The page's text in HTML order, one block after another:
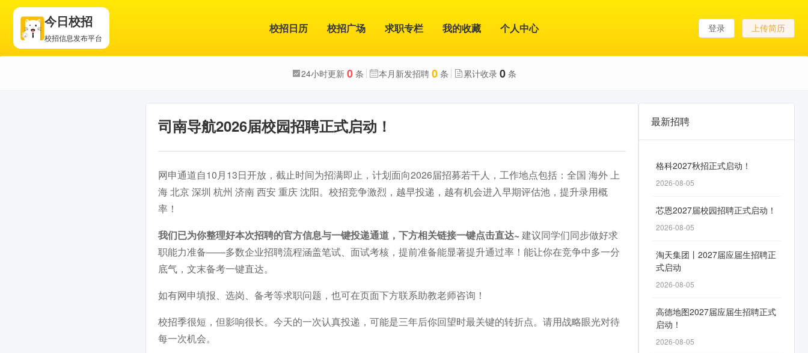
今日校招
校招信息发布平台
校招日历 校招广场 求职专栏 我的收藏 个人中心 登录 上传简历
24小时更新 0 条 本月新发招聘 0 条 累计收录 0 条
司南导航2026届校园招聘正式启动！
网申通道自10月13日开放，截止时间为招满即止，计划面向2026届招募若干人，工作地点包括：全国 海外 上
海 北京 深圳 杭州 济南 西安 重庆 沈阳。校招竞争激烈，越早投递，越有机会进入早期评估池，提升录用概
率！
我们已为你整理好本次招聘的官方信息与一键投递通道，下方相关链接一键点击直达~ 建议同学们同步做好求
职能力准备——多数企业招聘流程涵盖笔试、面试考核，提前准备能显著提升通过率！能让你在竞争中多一分
底气，文末备考一键直达。
如有网申填报、选岗、备考等求职问题，也可在页面下方联系助教老师咨询！
校招季很短，但影响很长。今天的一次认真投递，可能是三年后你回望时最关键的转折点。请用战略眼光对待
每一次机会。
最新招聘
格科2027秋招正式启动！
2026-08-05
芯恩2027届校园招聘正式启动！
2026-08-05
淘天集团丨2027届应届生招聘正
式启动
2026-08-05
高德地图2027届应届生招聘正式
启动！
2026-08-05